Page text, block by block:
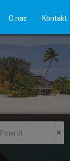
O nas Kontakt
Powrót